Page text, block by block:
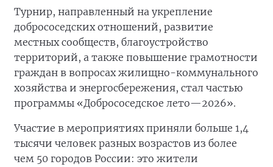
Турнир, направленный на укрепление
добрососедских отношений, развитие
местных сообществ, благоустройство
территорий, а также повышение грамотности
граждан в вопросах жилищно-коммунального
хозяйства и энергосбережения, стал частью
программы «Добрососедское лето—2026».
Участие в мероприятиях приняли больше 1,4
тысячи человек разных возрастов из более
чем 50 городов России: это жители